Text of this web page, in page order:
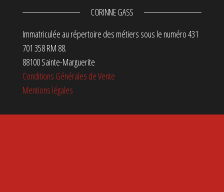
CORINNE GASS
Immatriculée au répertoire des métiers sous le numéro 431
701 358 RM 88.
88100 Sainte-Marguerite
Conditions Générales de Vente
Mentions légales